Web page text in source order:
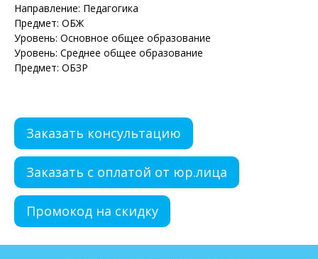
Направление: Педагогика
Предмет: ОБЖ
Уровень: Основное общее образование
Уровень: Среднее общее образование
Предмет: ОБЗР
Заказать консультацию
Заказать с оплатой от юр.лица
Промокод на скидку